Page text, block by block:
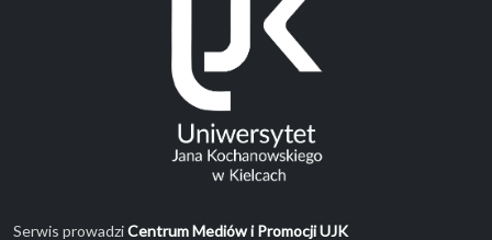
Serwis prowadziCentrum Mediów i Promocji UJK